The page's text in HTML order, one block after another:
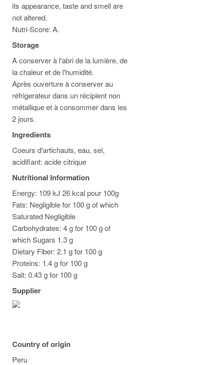
its appearance, taste and smell are
not altered.
Nutri-Score: A.
Storage
A conserver à l'abri de la lumière, de
la chaleur et de l'humidité.
Après ouverture à conserver au
réfrigerateur dans un récipient non
métallique et à consommer dans les
2 jours.
Ingredients
Coeurs d'artichauts, eau, sel,
acidifiant: acide citrique
Nutritional Information
Energy: 109 kJ 26 kcal pour 100g
Fats: Negligible for 100 g of which
Saturated Negligible
Carbohydrates: 4 g for 100 g of
which Sugars 1.3 g
Dietary Fiber: 2.1 g for 100 g
Proteins: 1.4 g for 100 g
Salt: 0.43 g for 100 g
Supplier
Country of origin
Peru